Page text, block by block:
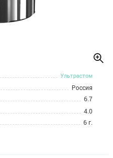
Ультрастом
Россия
6.7
4.0
6 г.